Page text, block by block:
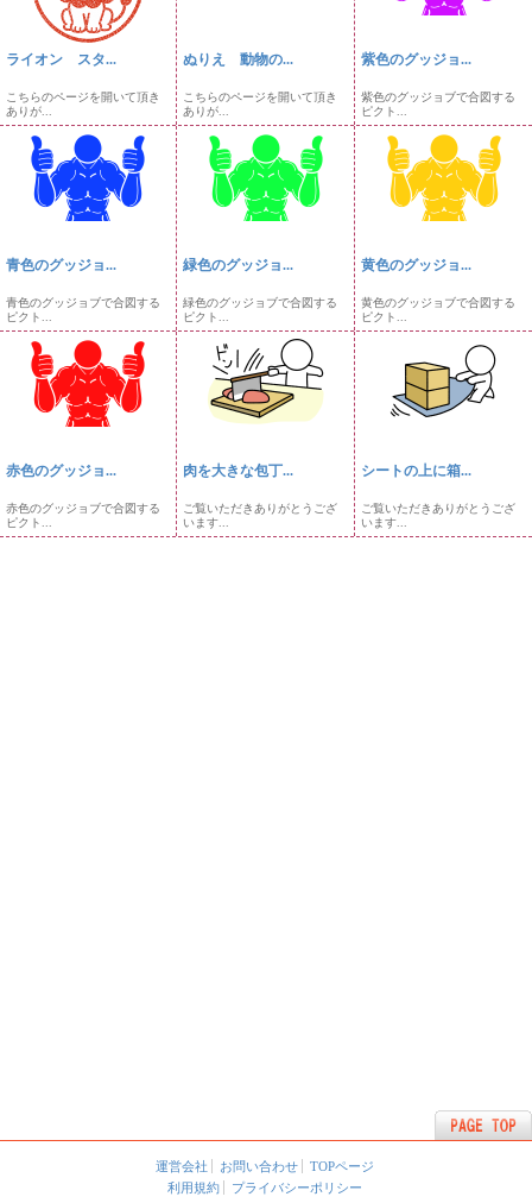
ライオン スタ...
こちらのページを開いて頂き
ありが...
ぬりえ 動物の...
こちらのページを開いて頂き
ありが...
紫色のグッジョ...
紫色のグッジョブで合図する
ピクト...
青色のグッジョ...
青色のグッジョブで合図する
ピクト...
緑色のグッジョ...
緑色のグッジョブで合図する
ピクト...
黄色のグッジョ...
黄色のグッジョブで合図する
ピクト...
赤色のグッジョ...
赤色のグッジョブで合図する
ピクト...
肉を大きな包丁...
ご覧いただきありがとうござ
います...
シートの上に箱...
ご覧いただきありがとうござ
います...
運営会社 お問い合わせ
TOPページ
利用規約
プライバシーポリシー